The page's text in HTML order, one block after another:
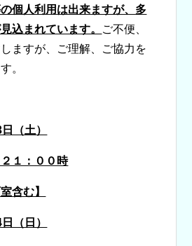
個人利用は出来ますが、多
込まれています。 ご不便、
ますが、ご理解、ご協力を
。
（土）
１：００時
含む】
（日）